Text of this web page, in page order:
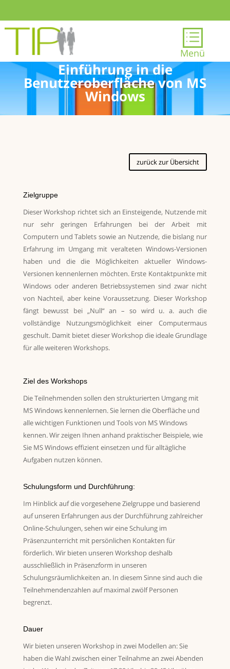
d
Menü
Windows Grundlagen
Einführung in die
Benutzeroberfläche von MS
Windows
zurück zur Übersicht
Zielgruppe
Dieser Workshop richtet sich an Einsteigende, Nutzende mit
nur sehr geringen Erfahrungen bei der Arbeit mit
Computern und Tablets sowie an Nutzende, die bislang nur
Erfahrung im Umgang mit veralteten Windows-Versionen
haben und die die Möglichkeiten aktueller Windows-
Versionen kennenlernen möchten. Erste Kontaktpunkte mit
Windows oder anderen Betriebssystemen sind zwar nicht
von Nachteil, aber keine Voraussetzung. Dieser Workshop
fängt bewusst bei „Null“ an – so wird u. a. auch die
vollständige Nutzungsmöglichkeit einer Computermaus
geschult. Damit bietet dieser Workshop die ideale Grundlage
für alle weiteren Workshops.
Ziel des Workshops
Die Teilnehmenden sollen den strukturierten Umgang mit
MS Windows kennenlernen. Sie lernen die Oberfläche und
alle wichtigen Funktionen und Tools von MS Windows
kennen. Wir zeigen Ihnen anhand praktischer Beispiele, wie
Sie MS Windows effizient einsetzen und für alltägliche
Aufgaben nutzen können.
Schulungsform und Durchführung:
Im Hinblick auf die vorgesehene Zielgruppe und basierend
auf unseren Erfahrungen aus der Durchführung zahlreicher
Online-Schulungen, sehen wir eine Schulung im
Präsenzunterricht mit persönlichen Kontakten für
förderlich. Wir bieten unseren Workshop deshalb
ausschließlich in Präsenzform in unseren
Schulungsräumlichkeiten an. In diesem Sinne sind auch die
Teilnehmendenzahlen auf maximal zwölf Personen
begrenzt.
Dauer
Wir bieten unseren Workshop in zwei Modellen an: Sie
haben die Wahl zwischen einer Teilnahme an zwei Abenden